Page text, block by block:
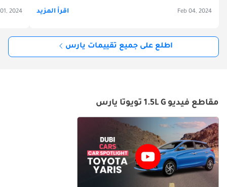
Feb 04, 2024 اقرأ المزيد 2024
اطلع على جميع تقييمات يارس
مقاطع فيديو 1.5L G تويوتا يارس